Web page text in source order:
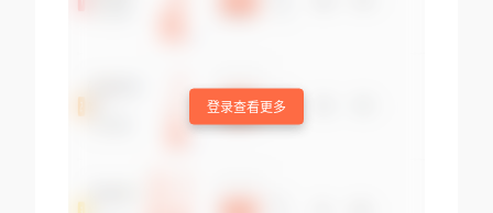
登录查看更多